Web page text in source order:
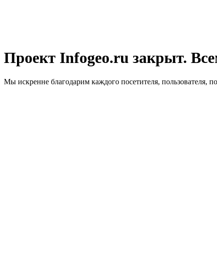
Проект Infogeo.ru закрыт.
Мы искренне благодарим каждого посетителя, пользователя,